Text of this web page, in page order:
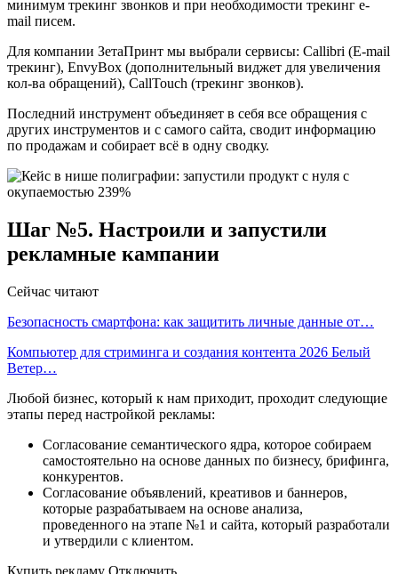
минимум трекинг звонков и при необходимости трекинг e-
mail писем.
Для компании ЗетаПринт мы выбрали сервисы: Callibri (E-mail
трекинг), EnvyBox (дополнительный виджет для увеличения
кол-ва обращений), CallTouch (трекинг звонков).
Последний инструмент объединяет в себя все обращения с
других инструментов и с самого сайта, сводит информацию
по продажам и собирает всё в одну сводку.
Шаг №5. Настроили и запустили
рекламные кампании
Сейчас читают
Безопасность смартфона: как защитить личные данные от…
Компьютер для стриминга и создания контента 2026 Белый
Ветер…
Любой бизнес, который к нам приходит, проходит следующие
этапы перед настройкой рекламы:
Согласование семантического ядра, которое собираем
самостоятельно на основе данных по бизнесу, брифинга,
конкурентов.
Согласование объявлений, креативов и баннеров,
которые разрабатываем на основе анализа,
проведенного на этапе №1 и сайта, который разработали
и утвердили с клиентом.
Купить рекламу Отключить